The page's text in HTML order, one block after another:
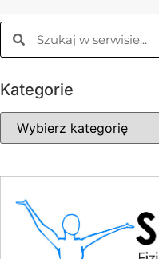
Kategorie